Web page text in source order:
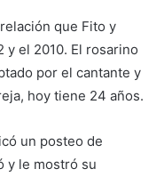
que Fito y
y el 2010. El rosarino
por el cantante y
hoy tiene 24 años.
un posteo de
y le mostró su